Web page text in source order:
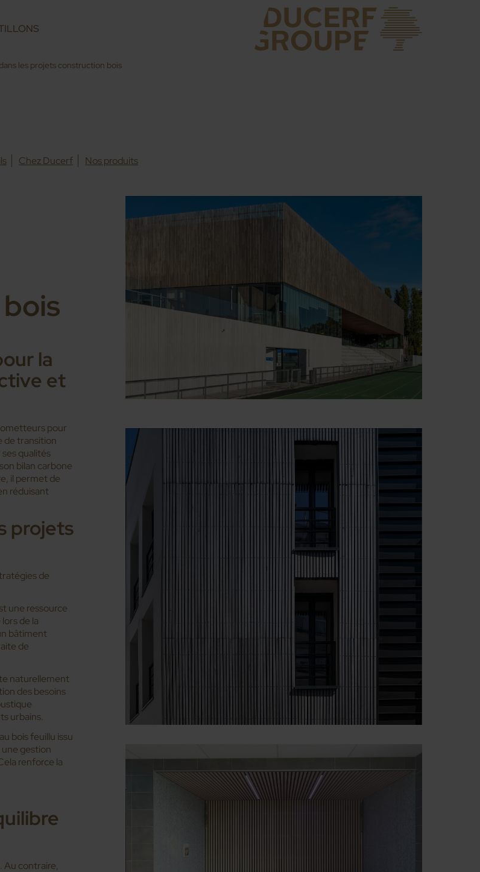
les projets construction bois
Chez Ducerf Nos produits
la
et
pour
de transition
qualités
bilan carbone
il permet de
réduisant
projets
de
une ressource
de la
bâtiment
de
naturellement
des besoins
urbains.
bois feuillu issu
gestion
renforce la
Au contraire,